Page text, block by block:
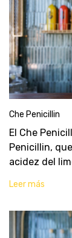
Che Penicillin
El Che
Penicillin,
acidez del
Leer más